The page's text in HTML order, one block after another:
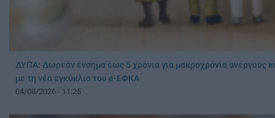
ΔΥΠΑ: Δωρεάν ένσημα έως 5 χρόνια για μακροχρόνια ανέργους
με τη νέα εγκύκλιο του e-ΕΦΚΑ
04/08/2026 - 11:25